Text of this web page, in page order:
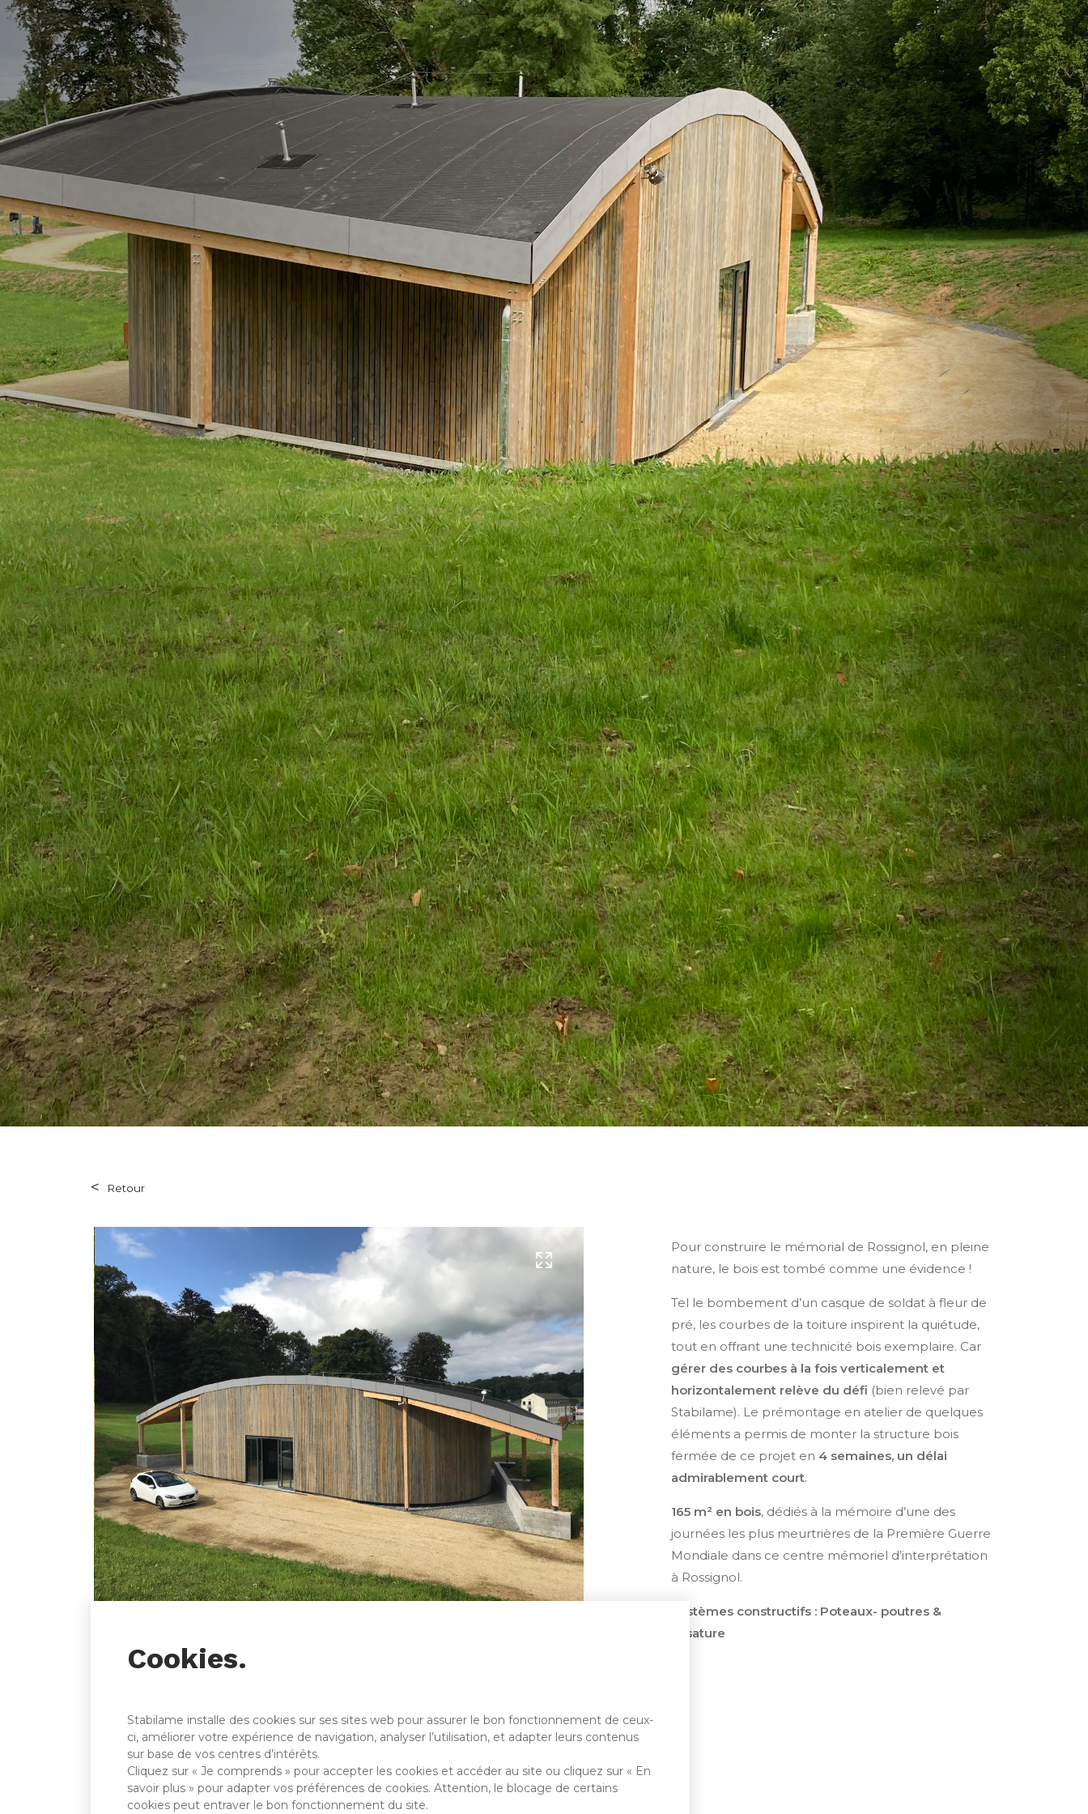
Cookies.
Stabilame installe des cookies sur ses sites web pour assurer le bon fonctionnement de ceux-
ci, améliorer votre expérience de navigation, analyser l’utilisation, et adapter leurs contenus
sur base de vos centres d’intérêts.
Cliquez sur « Je comprends » pour accepter les cookies et accéder au site ou cliquez sur « En
savoir plus » pour adapter vos préférences de cookies. Attention, le blocage de certains
cookies peut entraver le bon fonctionnement du site.
Retour
Pour construire le mémorial de Rossignol, en pleine
nature, le bois est tombé comme une évidence !
Tel le bombement d’un casque de soldat à fleur de
pré, les courbes de la toiture inspirent la quiétude,
tout en offrant une technicité bois exemplaire. Car
gérer des courbes à la fois verticalement et
horizontalement relève du défi (bien relevé par
Stabilame). Le prémontage en atelier de quelques
éléments a permis de monter la structure bois
fermée de ce projet en 4 semaines, un délai
admirablement court.
165 m² en bois, dédiés à la mémoire d’une des
journées les plus meurtrières de la Première Guerre
Mondiale dans ce centre mémoriel d’interprétation
à Rossignol.
Systèmes constructifs : Poteaux- poutres &
ossature